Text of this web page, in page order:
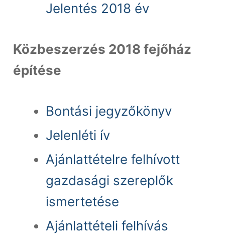
Jelentés 2018 év
Közbeszerzés 2018 fejőház
építése
Bontási jegyzőkönyv
Jelenléti ív
Ajánlattételre felhívott
gazdasági szereplők
ismertetése
Ajánlattételi felhívás